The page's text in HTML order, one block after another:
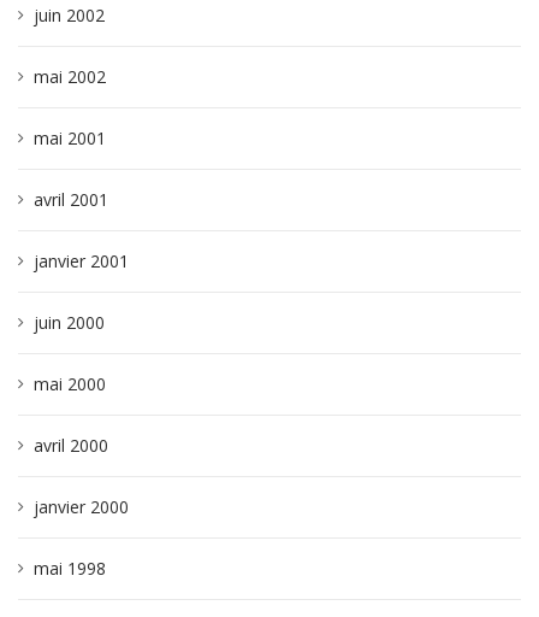
juin 2002
mai 2002
mai 2001
avril 2001
janvier 2001
juin 2000
mai 2000
avril 2000
janvier 2000
mai 1998